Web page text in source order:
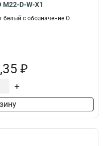
M22-D-W-X1
белый с обозначение O
₽
+